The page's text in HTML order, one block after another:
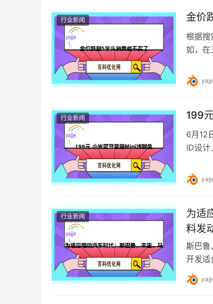
行业新闻 金价
根据搜
如，在
行业新闻 199
6月12
ID设计
行业新闻
为适
料发
斯巴鲁
开发适
元实